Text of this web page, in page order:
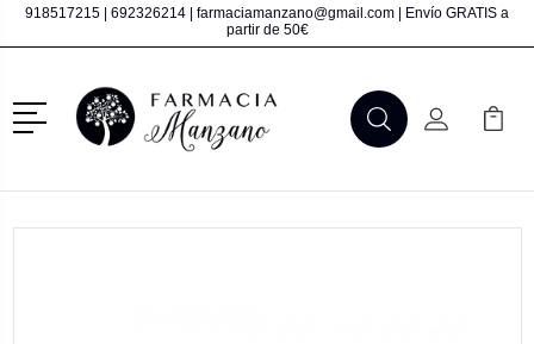
918517215 692326214 farmaciamanzano@gmail.com | Envío GRATIS a
partir de 50€
Menú
BuscarMi Cuenta
Mi